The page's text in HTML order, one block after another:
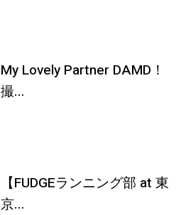
My Lovely Partner DAMD！
撮...
【FUDGEランニング部 at 東
京...